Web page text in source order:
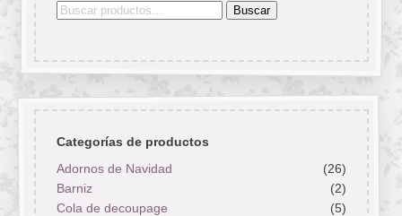
Buscar
Buscar
Categorías de productos
Adornos de Navidad
(26)
Barniz
(2)
Cola de decoupage
(5)